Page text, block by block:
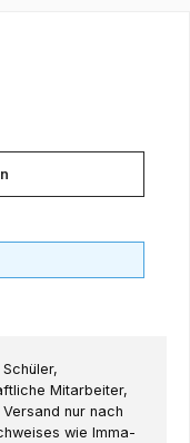
Mitarbeiter,
nur nach
wie Imma-